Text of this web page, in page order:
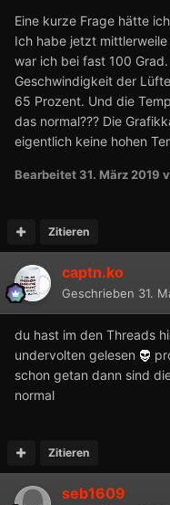
Eine kurze Frage hätte
Ich habe jetzt mittlerweile
war ich bei fast 100
Geschwindigkeit der
65 Prozent. Und die
das normal??? Die
eigentlich keine hohen
Bearbeitet 31. März 2019
Zitieren
captn.ko
Geschrieben 31.
du hast im den Threads
undervolten gelesen
schon getan dann sind
normal
Zitieren
seb1609